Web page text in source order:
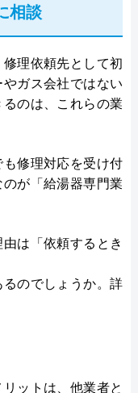
相談
理依頼先として初
ガス会社ではない
のは、これらの業
修理対応を受け付
が「給湯器専門業
は「依頼するとき
のでしょうか。詳
ットは、他業者と